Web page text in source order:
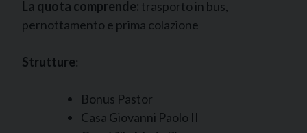
La quota comprende: trasporto in bus,
pernottamento e prima colazione
Strutture:
Bonus Pastor
Casa Giovanni Paolo II